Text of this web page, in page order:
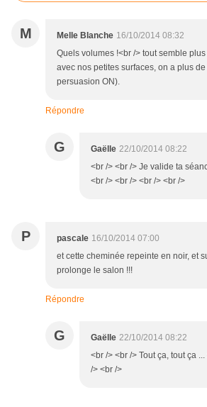
M Melle Blanche 16/10/2014 08:32
Quels volumes !<br /> tout semble
avec nos petites surfaces, on a plus
persuasion ON).
Répondre
G Gaëlle 22/10/2014 08:22
<br /> <br /> Je valide ta
<br /> <br /> <br /> <br />
P pascale 16/10/2014 07:00
et cette cheminée repeinte en noir, et
prolonge le salon !!!
Répondre
G Gaëlle 22/10/2014 08:22
<br /> <br /> Tout ça, tout ça
/> <br />